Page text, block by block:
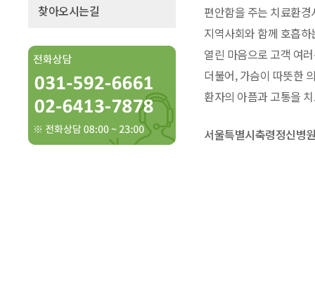
찾아오시는길
편안함을 주는 치료환
지역사회와 함께 호흡
열린 마음으로 고객 여
더불어, 가슴이 따뜻한
환자의 아픔과 고통을
서울특별시축령정신병